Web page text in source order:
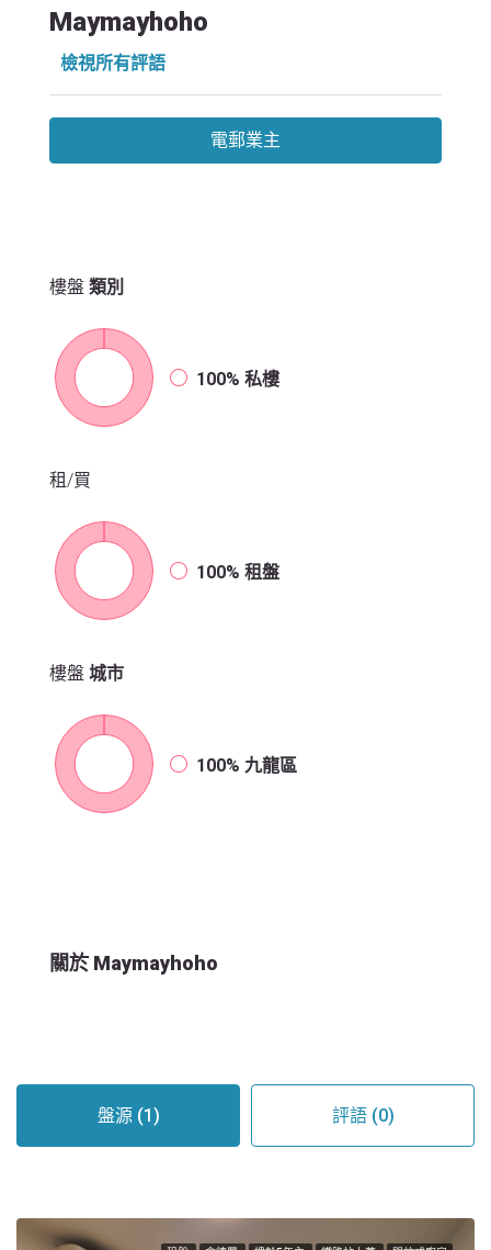
Maymayhoho
檢視所有評語
電郵業主
樓盤 類別
100% 私樓
租/買
100% 租盤
樓盤 城市
100% 九龍區
關於 Maymayhoho
盤源 (1) 評語 (0)